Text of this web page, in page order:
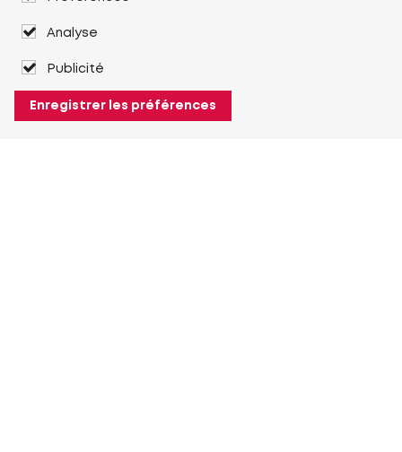
Analyse
Publicité
Enregistrer les préférences